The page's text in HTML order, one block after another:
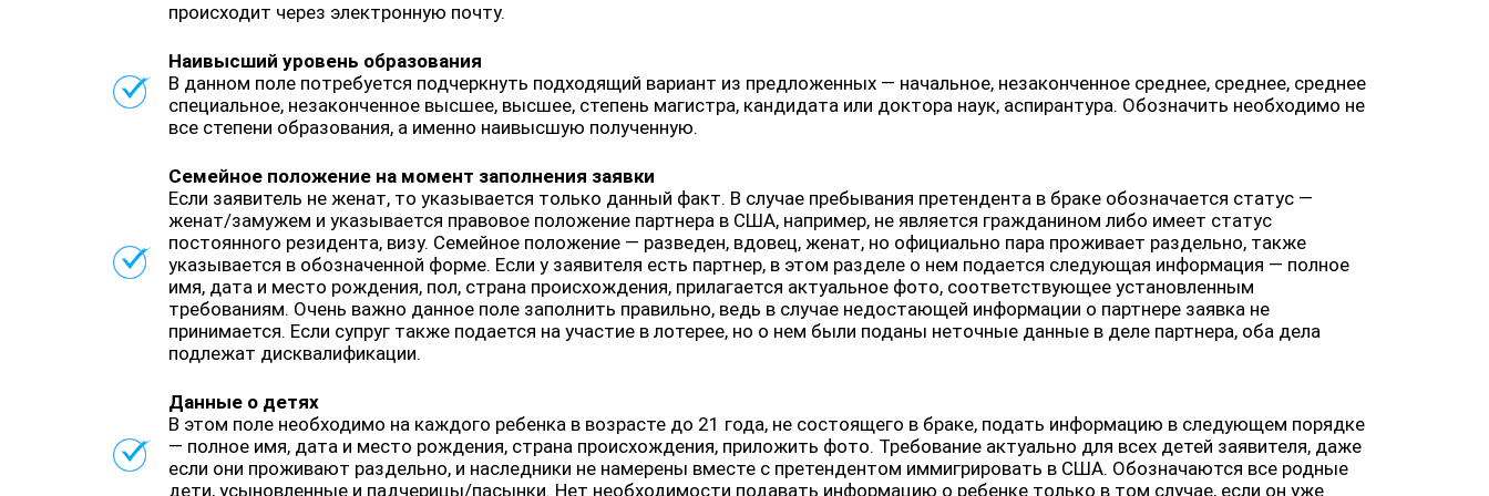
происходит через электронную почту.
Наивысший уровень образования
В данном поле потребуется подчеркнуть подходящий вариант из предложенных — начальное, незаконченное среднее, среднее, среднее
специальное, незаконченное высшее, высшее, степень магистра, кандидата или доктора наук, аспирантура. Обозначить необходимо не
все степени образования, а именно наивысшую полученную.
Семейное положение на момент заполнения заявки
Если заявитель не женат, то указывается только данный факт. В случае пребывания претендента в браке обозначается статус —
женат/замужем и указывается правовое положение партнера в США, например, не является гражданином либо имеет статус
постоянного резидента, визу. Семейное положение — разведен, вдовец, женат, но официально пара проживает раздельно, также
указывается в обозначенной форме. Если у заявителя есть партнер, в этом разделе о нем подается следующая информация — полное
имя, дата и место рождения, пол, страна происхождения, прилагается актуальное фото, соответствующее установленным
требованиям. Очень важно данное поле заполнить правильно, ведь в случае недостающей информации о партнере заявка не
принимается. Если супруг также подается на участие в лотерее, но о нем были поданы неточные данные в деле партнера, оба дела
подлежат дисквалификации.
Данные о детях
В этом поле необходимо на каждого ребенка в возрасте до 21 года, не состоящего в браке, подать информацию в следующем порядке
— полное имя, дата и место рождения, страна происхождения, приложить фото. Требование актуально для всех детей заявителя, даже
если они проживают раздельно, и наследники не намерены вместе с претендентом иммигрировать в США. Обозначаются все родные
дети, усыновленные и падчерицы/пасынки. Нет необходимости подавать информацию о ребенке только в том случае, если он уже